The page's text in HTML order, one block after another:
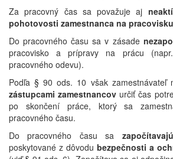
Za pracovný čas sa považuje aj
pohotovosti zamestnanca na pracovisku
Do pracovného času sa v zásade
pracovisko a prípravy na prácu
pracovného odevu).
Podľa § 90 ods. 10 však zamestnávateľ
zástupcami zamestnancov určiť čas
po skončení práce, ktorý sa
pracovného času.
Do pracovného času sa započítavajú
poskytované z dôvodu bezpečnosti a